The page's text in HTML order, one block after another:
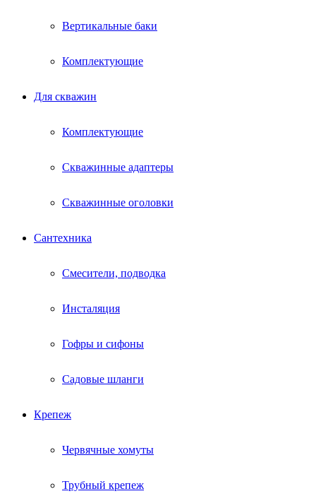
Вертикальные баки
Комплектующие
Для скважин
Комплектующие
Скважинные адаптеры
Скважинные оголовки
Сантехника
Смесители, подводка
Инсталяция
Гофры и сифоны
Садовые шланги
Крепеж
Червячные хомуты
Трубный крепеж